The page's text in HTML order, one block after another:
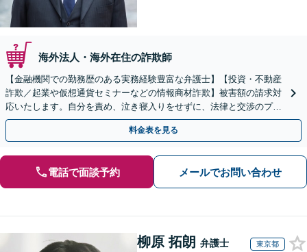
海外法人・海外在住の詐欺師
【金融機関での勤務歴のある実務経験豊富な弁護士】【投資・不動産
詐欺／起業や仮想通貨セミナーなどの情報商材詐欺】被害額の請求対
応いたします。自分を責め、泣き寝入りをせずに、法律と交渉のプロ
にまずはご相談ください。【表参道駅から徒歩3分】
料金表を見る
電話で面談予約 メールでお問い合わせ
柳原 拓朗 弁護士 東京都